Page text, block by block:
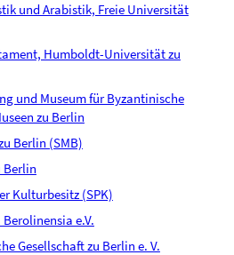
und Arabistik, Freie Universität
Humboldt-Universität zu
und Museum für Byzantinische
zu Berlin
Berlin (SMB)
Berlin
Kulturbesitz (SPK)
e.V.
Gesellschaft zu Berlin e. V.